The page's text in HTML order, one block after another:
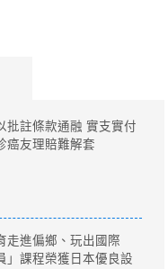
批註條款通融 實支實付
癌友理賠難解套
走進偏鄉、玩出國際
」課程榮獲日本優良設